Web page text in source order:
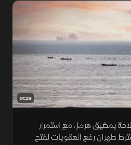
01:26
بمضيق هرمز، مع استمرار
طهران رفع العقوبات لفتح